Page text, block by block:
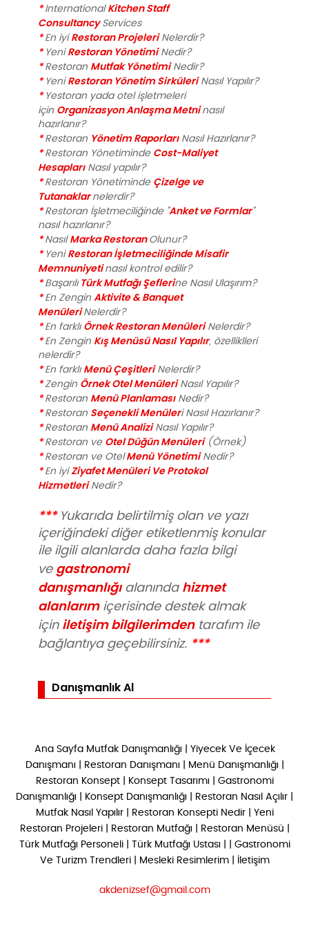
*International Kitchen Staff
ConsultancyServices
*En iyi Restoran ProjeleriNelerdir?
* Yeni Restoran YönetimiNedir?
*Restoran Mutfak YönetimiNedir?
* Yeni Restoran Yönetim SirküleriNasıl Yapılır?
* Yestoran yada otel işletmeleri
için Organizasyon Anlaşma Metninasıl
hazırlanır?
*Restoran Yönetim RaporlarıNasıl Hazırlanır?
*Restoran Yönetiminde Cost-Maliyet
HesaplarıNasıl yapılır?
*Restoran Yönetiminde Çizelge ve
Tutanaklarnelerdir?
*Restoran İşletmeciliğinde "Anket ve Formlar"
nasıl hazırlanır?
*Nasıl Marka Restoran Olunur?
* Yeni Restoran İşletmeciliğinde Misafir
Memnuniyetinasıl kontrol edilir?
*BaşarılıTürk Mutfağı Şeflerine Nasıl Ulaşırım?
*En Zengin Aktivite & Banquet
MenüleriNelerdir?
*En farklı Örnek Restoran MenüleriNelerdir?
*En Zengin Kış Menüsü Nasıl Yapılır, özelliklleri
nelerdir?
*En farklı Menü ÇeşitleriNelerdir?
*Zengin Örnek Otel MenüleriNasıl Yapılır?
*Restoran Menü PlanlamasıNedir?
*Restoran Seçenekli Menüleri Nasıl Hazırlanır?
*Restoran Menü AnaliziNasıl Yapılır?
*Restoran ve Otel Düğün Menüleri(Örnek)
*Restoran ve OtelMenü YönetimiNedir?
*En iyiZiyafet Menüleri Ve Protokol
HizmetleriNedir?
*** Yukarıda belirtilmiş olan ve yazı
içeriğindeki diğer etiketlenmiş konular
ile ilgili alanlarda daha fazla bilgi
ve gastronomi
danışmanlığıalanında hizmet
alanlarımiçerisinde destek almak
için iletişim bilgilerimdentarafım ile
bağlantıya geçebilirsiniz. ***
Danışmanlık Al
Ana Sayfa Mutfak Danışmanlığı
Yiyecek Ve İçecek
Danışmanı
Restoran Danışmanı Menü Danışmanlığı
Restoran Konsept| Konsept Tasarımı
Gastronomi
Danışmanlığı
Konsept Danışmanlığı Restoran Nasıl Açılır
Mutfak Nasıl Yapılır| Restoran Konsepti Nedir|
Yeni
Restoran Projeleri| Restoran Mutfağı Restoran Menüsü
Türk Mutfağı Personeli| Türk Mutfağı Ustası
Gastronomi
Ve Turizm Trendleri| Mesleki Resimlerim| İletişim
akdenizsef@gmail.com